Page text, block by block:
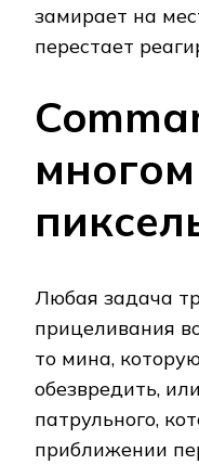
замирает на
перестает
Любая задача
прицеливания
то мина,
обезвредить,
патрульного,
приближении